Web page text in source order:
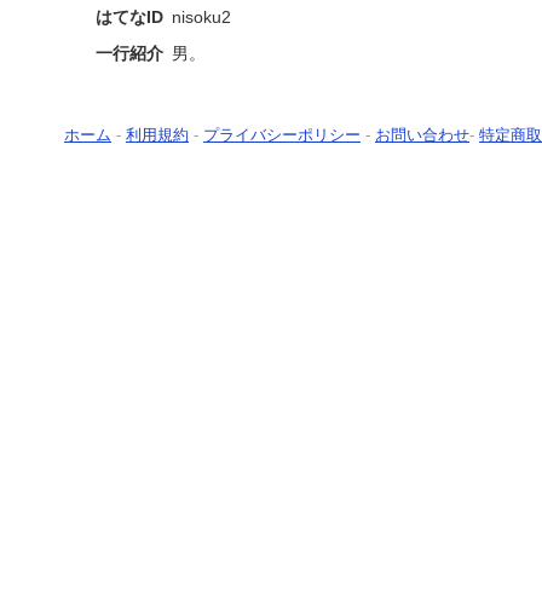
はてなID nisoku2
一行紹介 男。
ホーム - 利用規約 - プライバシーポリシー - お問い合わせ- 特定商